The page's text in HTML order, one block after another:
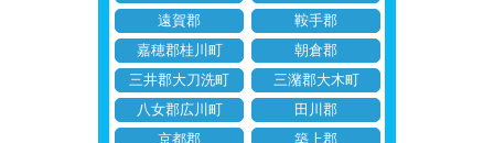
遠賀郡
鞍手郡
嘉穂郡桂川町
朝倉郡
三井郡大刀洗町
三潴郡大木町
八女郡広川町
田川郡
京都郡
築上郡